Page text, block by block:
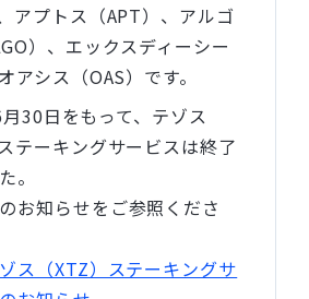
アプトス（APT）、アルゴ
）、エックスディーシー
アシス（OAS）です。
30日をもって、テゾス
テーキングサービスは終了
。
お知らせをご参照くださ
ス（XTZ）ステーキングサ